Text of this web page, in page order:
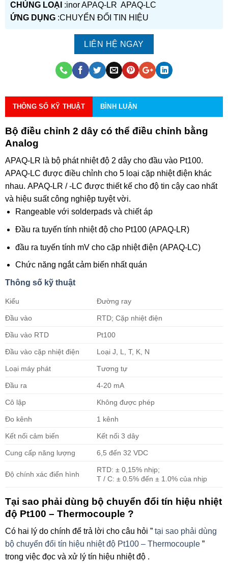
CHỦNG LOẠI :inor APAQ-LR APAQ-LC
ỨNG DỤNG:CHUYỂN ĐỔI TIN HIỆU
LIÊN HỆ NGAY
THÔNG SỐ KỸ THUẬT BÌNH LUẬN
Bộ điều chỉnh 2 dây có thể điều chỉnh bằng
Analog
APAQ-LR là bộ phát nhiệt độ 2 dây cho đầu vào Pt100.
APAQ-LC được điều chỉnh cho 5 loại cặp nhiệt điện khác
nhau. APAQ-LR / -LC được thiết kế cho độ tin cậy cao nhất
và hiệu suất công nghiệp tuyệt vời.
Rangeable với solderpads và chiết áp
Đầu ra tuyến tính nhiệt độ cho Pt100 (APAQ-LR)
đầu ra tuyến tính mV cho cặp nhiệt điện (APAQ-LC)
Chức năng ngắt cảm biến nhất quán
Thông số kỹ thuật
Kiểu Đường ray
Đầu vào RTD; Cặp nhiệt điện
Đầu vào RTD Pt100
Đầu vào cặp nhiệt điện Loại J, L, T, K, N
Loại máy phát Tương tự
Đầu ra 4-20 mA
Cô lập Không được phép
Đo kênh 1 kênh
Kết nối cảm biến Kết nối 3 dây
Cung cấp năng lượng 6,5 đến 32 VDC
Độ chính xác điển hình
RTD: ± 0,15% nhịp;
T / C: ± 0.5% đến ± 1.0% của nhịp
Tại sao phải dùng bộ chuyển đổi tín hiệu nhiệt
độ Pt100 – Thermocouple ?
Có hai lý do chính để trả lời cho câu hỏi ” tại sao phải dùng
bộ chuyển đổi tín hiệu nhiệt độ Pt100 – Thermocouple”
trong việc đọc và xử lý tín hiệu nhiệt độ .